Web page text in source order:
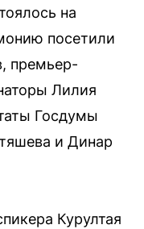
на
посетили
премьер-
Лилия
Госдумы
и Динар
Курултая